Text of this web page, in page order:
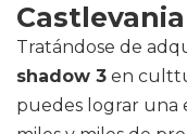
Tratándose de
shadow 3 en
puedes lograr una